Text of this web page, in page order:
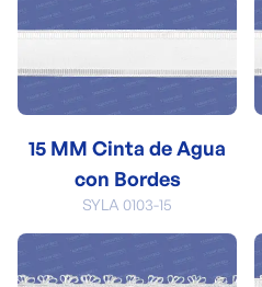
15 MM Cinta de Agua
con Bordes
SYLA 0103-15